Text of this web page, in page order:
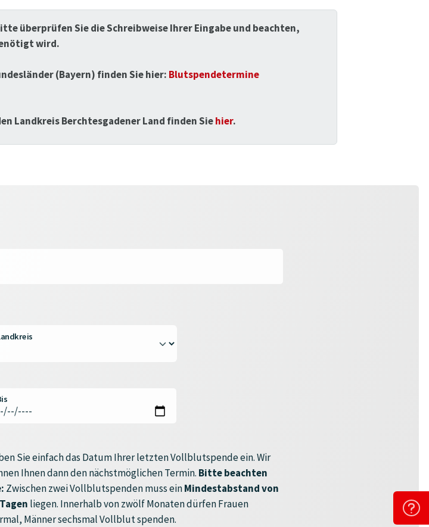
überprüfen Sie die Schreibweise Ihrer Eingabe und beachten,
wird.
(Bayern) finden Sie hier: Blutspendetermine
Landkreis Berchtesgadener Land finden Siehier.
Sie einfach das Datum Ihrer letzten Vollblutspende ein. Wir
Ihnen dann den nächstmöglichen Termin. Bitte beachten
Zwischen zwei Vollblutspenden muss einMindestabstand von
liegen. Innerhalb von zwölf Monaten dürfen Frauen
Männer sechsmal Vollblut spenden.